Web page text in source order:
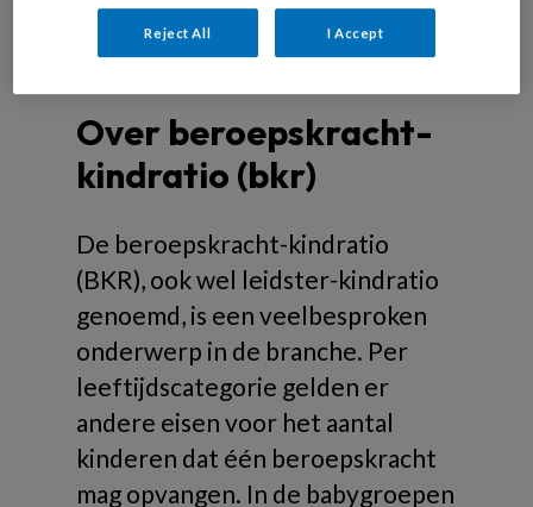
Over beroepskracht-
kindratio (bkr)
De beroepskracht-kindratio
(BKR), ook wel leidster-kindratio
genoemd, is een veelbesproken
onderwerp in de branche. Per
leeftijdscategorie gelden er
andere eisen voor het aantal
kinderen dat één beroepskracht
mag opvangen. In de babygroepen
Reject All I Accept